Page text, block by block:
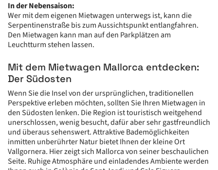
In der Nebensaison:
Wer mit dem eigenen Mietwagen unterwegs ist, kann die
Serpentinenstraße bis zum Aussichtspunkt entlangfahren.
Den Mietwagen kann man auf den Parkplätzen am
Leuchtturm stehen lassen.
Mit dem Mietwagen Mallorca entdecken:
Der Südosten
Wenn Sie die Insel von der ursprünglichen, traditionellen
Perspektive erleben möchten, sollten Sie Ihren Mietwagen in
den Südosten lenken. Die Region ist touristisch weitgehend
unerschlossen, wenig besucht, dafür aber sehr gastfreundlich
und überaus sehenswert. Attraktive Bademöglichkeiten
inmitten unberührter Natur bietet Ihnen der kleine Ort
Vallgornera. Hier zeigt sich Mallorca von seiner beschaulichen
Seite. Ruhige Atmosphäre und einladendes Ambiente werden